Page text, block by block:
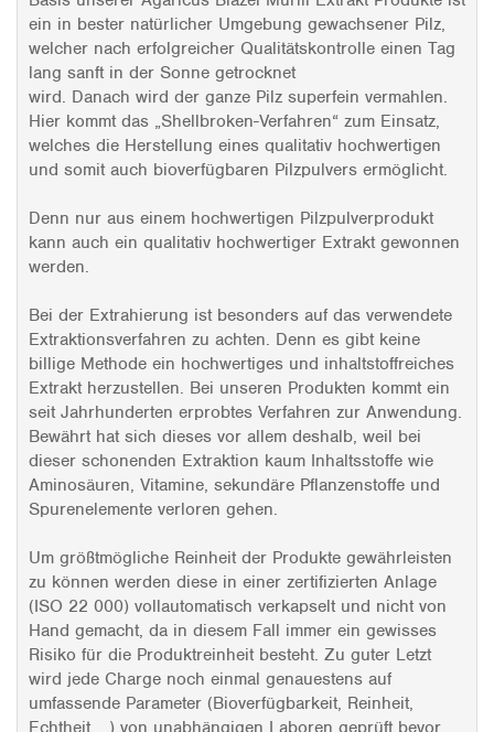
ein in bester natürlicher Umgebung gewachsener Pilz,
welcher nach erfolgreicher Qualitätskontrolle einen Tag
lang sanft in der Sonne getrocknet
wird. Danach wird der ganze Pilz superfein vermahlen.
Hier kommt das „Shellbroken-Verfahren“ zum Einsatz,
welches die Herstellung eines qualitativ hochwertigen
und somit auch bioverfügbaren Pilzpulvers ermöglicht.
Denn nur aus einem hochwertigen Pilzpulverprodukt
kann auch ein qualitativ hochwertiger Extrakt gewonnen
werden.
Bei der Extrahierung ist besonders auf das verwendete
Extraktionsverfahren zu achten. Denn es gibt keine
billige Methode ein hochwertiges und inhaltstoffreiches
Extrakt herzustellen. Bei unseren Produkten kommt ein
seit Jahrhunderten erprobtes Verfahren zur Anwendung.
Bewährt hat sich dieses vor allem deshalb, weil bei
dieser schonenden Extraktion kaum Inhaltsstoffe wie
Aminosäuren, Vitamine, sekundäre Pflanzenstoffe und
Spurenelemente verloren gehen.
Um größtmögliche Reinheit der Produkte gewährleisten
zu können werden diese in einer zertifizierten Anlage
(ISO 22 000) vollautomatisch verkapselt und nicht von
Hand gemacht, da in diesem Fall immer ein gewisses
Risiko für die Produktreinheit besteht. Zu guter Letzt
wird jede Charge noch einmal genauestens auf
umfassende Parameter (Bioverfügbarkeit, Reinheit,